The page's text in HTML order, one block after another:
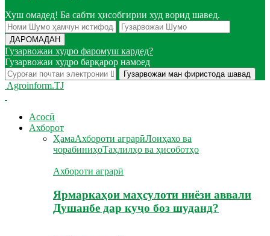
Хуш омадед! Ба сабти ҳисобгирии худ ворид шавед.
Гузарвожаи худро фаромуш кардед?
Гузарвожаи худро барқарор намоед
Agroinform.TJ
Асосӣ
Ахборот
ҲамаАхбороти аграрӣЛоиҳахо ва
чорабиниҳоТаҳлилҳо ва ҳисоботҳо
Ахбороти аграрӣ
Ярмаркаҳои маҳсулоти ниёзи аввали
Душанбе дар куҷо боз шуданд?